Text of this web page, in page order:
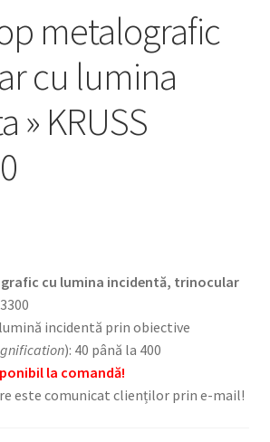
metalografic
cu lumina
» KRUSS
cu lumina incidentă, trinocular
incidentă prin obiective
): 40 până la 400
la comandă!
este comunicat clienților prin e-mail!